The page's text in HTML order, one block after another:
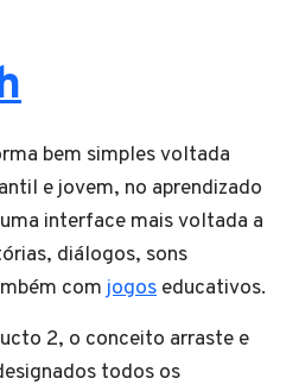
bem simples voltada
e jovem, no aprendizado
interface mais voltada a
diálogos, sons
com jogos educativos.
2, o conceito arraste e
todos os